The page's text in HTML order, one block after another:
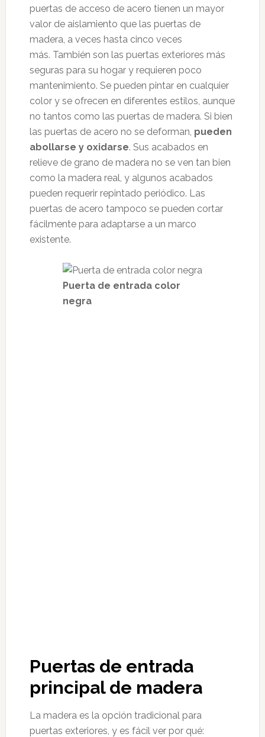
puertas de acceso de acero tienen un mayor
valor de aislamiento que las puertas de
madera, a veces hasta cinco veces
más. También son las puertas exteriores más
seguras para su hogar y requieren poco
mantenimiento. Se pueden pintar en cualquier
color y se ofrecen en diferentes estilos, aunque
no tantos como las puertas de madera. Si bien
las puertas de acero no se deforman, pueden
abollarse y oxidarse. Sus acabados en
relieve de grano de madera no se ven tan bien
como la madera real, y algunos acabados
pueden requerir repintado periódico. Las
puertas de acero tampoco se pueden cortar
fácilmente para adaptarse a un marco
existente.
Puerta de entrada color
negra
Puertas de entrada
principal de madera
La madera es la opción tradicional para
puertas exteriores, y es fácil ver por qué: